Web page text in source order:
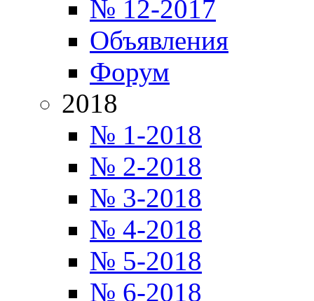
№ 12-2017
Объявления
Форум
2018
№ 1-2018
№ 2-2018
№ 3-2018
№ 4-2018
№ 5-2018
№ 6-2018